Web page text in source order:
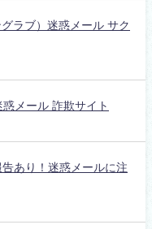
ラブ）迷惑メール サク
メール 詐欺サイト
告あり！迷惑メールに注